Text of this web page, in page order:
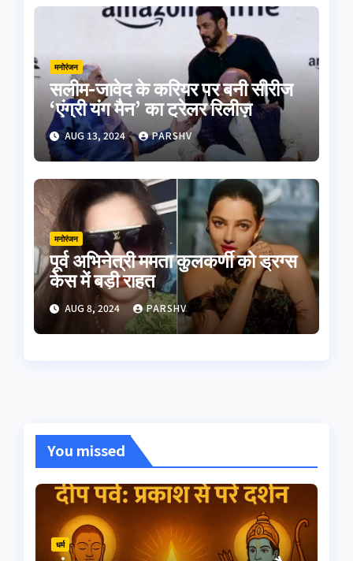
मनोरंजन
सलीम-जावेद के करियर पर बनी सीरीज
‘एंग्री यंग मैन’ का ट्रेलर रिलीज़
AUG 13, 2024 PARSHV
मनोरंजन
पूर्व अभिनेत्री ममता कुलकर्णी को ड्रग्स
केस में बड़ी राहत
AUG 8, 2024 PARSHV
You missed
धर्म